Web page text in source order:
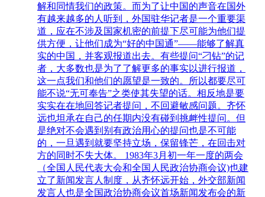
解和同情我们的政策。而为了让中国的声音在国外
有越来越多的人听到，外国驻华记者是一个重要渠
道，应在不涉及国家机密的前提下尽可能为他们提
供方便，让他们成为“好的中国通”——能够了解真
实的中国，并客观报道出去。有些提问“刁钻”的记
者，大多数也是为了了解更多的事实以进行报道，
这一点我们和他们的愿望是一致的。所以都要尽可
能不说“无可奉告”之类使其失望的话。相反地是要
实实在在地回答记者提问，不回避敏感问题。齐怀
远也坦承在自己的任期内没有碰到挑衅性提问。但
是绝对不会遇到别有政治用心的提问也是不可能
的，一旦遇到就要坚持立场，保留锋芒，在回击对
方的同时不失大体。 1983年3月初一年一度的两会
（全国人民代表大会和全国人民政治协商会议)也建
立了新闻发言人制度，从齐怀远开始，外交部新闻
发言人也是全国政治协商会议首场新闻发布会的新